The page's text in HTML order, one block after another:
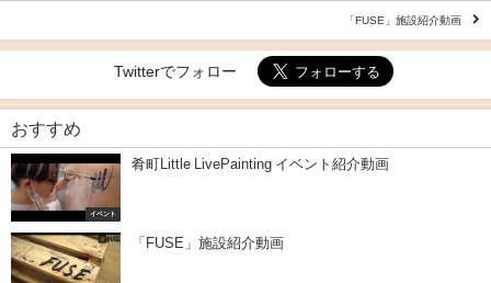
「FUSE」施設紹介動画
Twitterでフォロー
おすすめ
イベント
肴町Little LivePainting イベント紹介動画
「FUSE」施設紹介動画